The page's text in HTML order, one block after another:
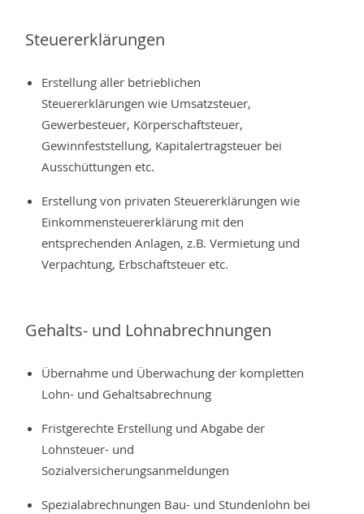
Steuererklärungen
Erstellung aller betrieblichen
Steuererklärungen wie Umsatzsteuer,
Gewerbesteuer, Körperschaftsteuer,
Gewinnfeststellung, Kapitalertragsteuer bei
Ausschüttungen etc.
Erstellung von privaten Steuererklärungen wie
Einkommensteuererklärung mit den
entsprechenden Anlagen, z.B. Vermietung und
Verpachtung, Erbschaftsteuer etc.
Gehalts- und Lohnabrechnungen
Übernahme und Überwachung der kompletten
Lohn- und Gehaltsabrechnung
Fristgerechte Erstellung und Abgabe der
Lohnsteuer- und
Sozialversicherungsanmeldungen
Spezialabrechnungen Bau- und Stundenlohn bei